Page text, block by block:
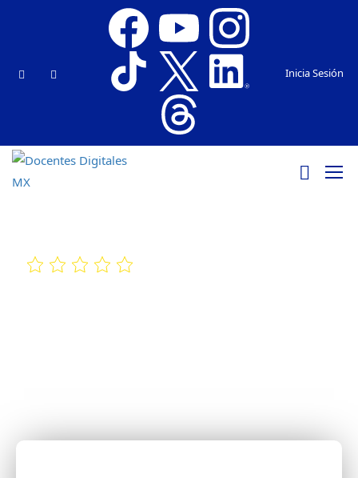
Inicia Sesión
GAMIFICA TUS CLASES CON NEARPOD
¿Qué aprenderás en éste curso? Crea actividades interactivas,